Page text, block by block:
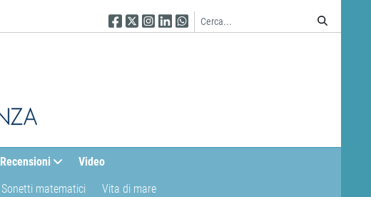
Seguici su Facebook
Seguici su Twitter
Seguici su Instagram
Seguici su Linkedin
Seguici su WhatsApp
Recensioni Video
Sonetti matematici Vita di mare